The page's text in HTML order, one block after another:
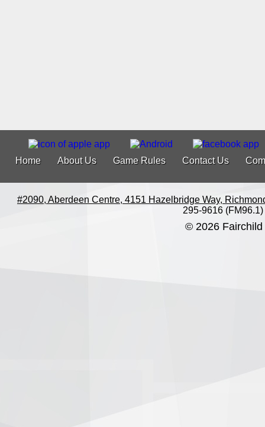
Home About Us Game Rules Contact Us
#2090, Aberdeen Centre, 4151 Hazelbridge Way,
295-9616 (FM96.1)
© 2026 Fairchild